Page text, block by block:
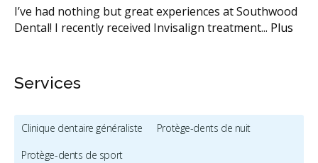
I’ve had nothing but great experiences at Southwood
Dental! I recently received Invisalign treatment... Plus
Services
Clinique dentaire généraliste
Protège-dents de nuit
Protège-dents de sport